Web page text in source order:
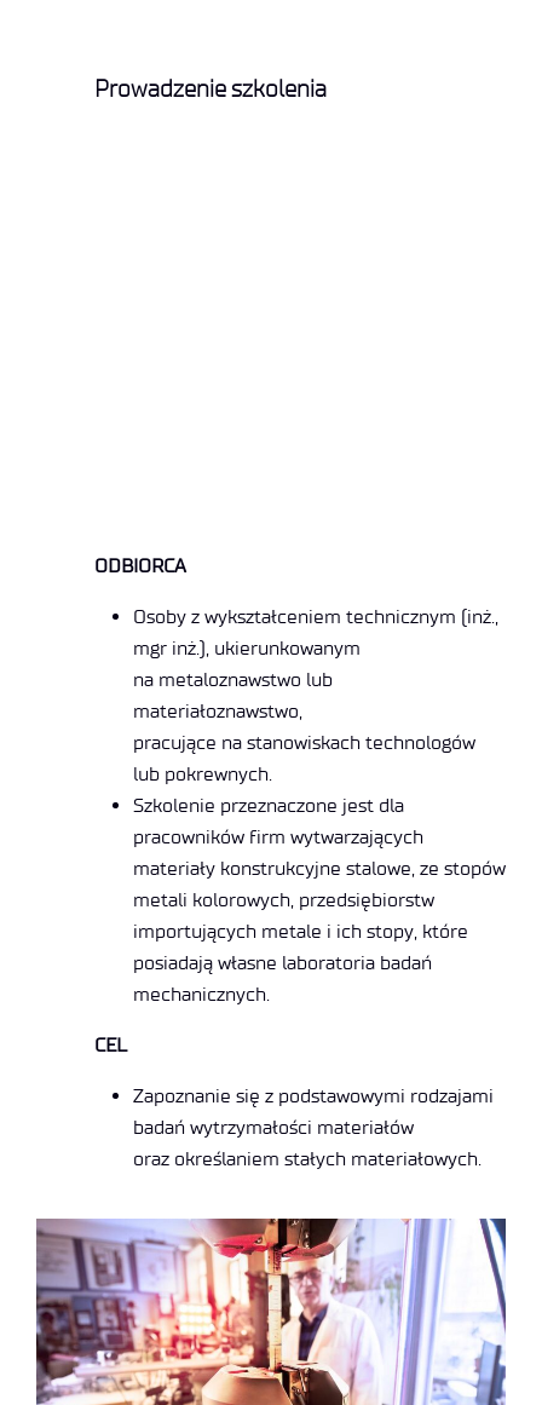
Prowadzenie szkolenia
ODBIORCA
Osoby z wykształceniem technicznym (inż.,
mgr inż.), ukierunkowanym
na metaloznawstwo lub
materiałoznawstwo,
pracujące na stanowiskach technologów
lub pokrewnych.
Szkolenie przeznaczone jest dla
pracowników firm wytwarzających
materiały konstrukcyjne stalowe, ze stopów
metali kolorowych, przedsiębiorstw
importujących metale i ich stopy, które
posiadają własne laboratoria badań
mechanicznych.
CEL
Zapoznanie się z podstawowymi rodzajami
badań wytrzymałości materiałów
oraz określaniem stałych materiałowych.